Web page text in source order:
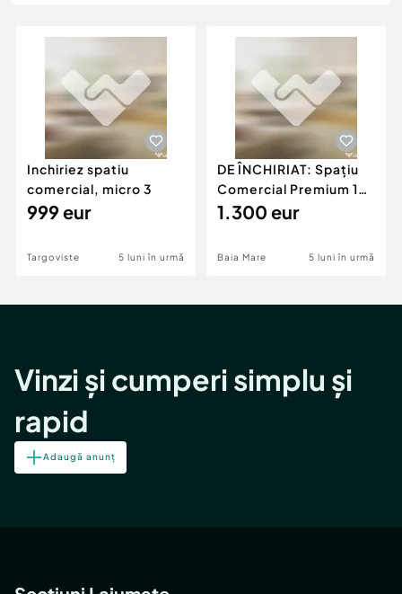
Afaceri și echipamente profesionale
Inchiriere Bunuri si Vehicule
Piese auto si accesorii
Inchiriez spatiu
comercial, micro 3
999 eur
Targoviste 5 luni în urmă
DE ÎNCHIRIAT: Spațiu
Comercial Premium 146
mp – Vizibili
1.300 eur
Baia Mare 5 luni în urmă
Vinzi și cumperi simplu și
rapid
Adaugă anunț